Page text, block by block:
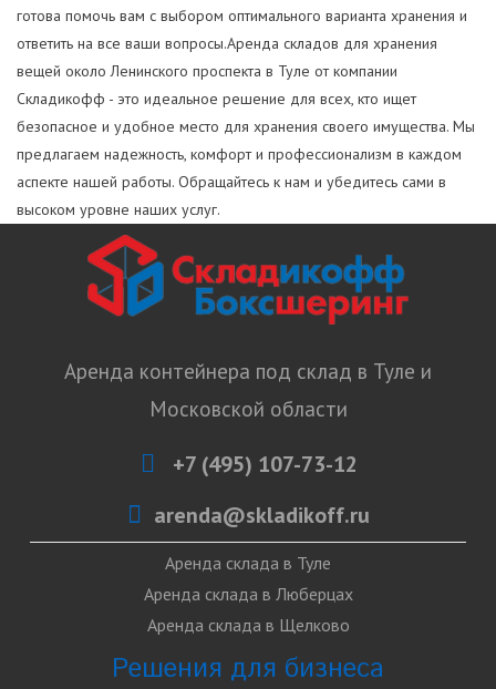
готова помочь вам с выбором оптимального варианта хранения и
ответить на все ваши вопросы.Аренда складов для хранения
вещей около Ленинского проспекта в Туле от компании
Складикофф - это идеальное решение для всех, кто ищет
безопасное и удобное место для хранения своего имущества. Мы
предлагаем надежность, комфорт и профессионализм в каждом
аспекте нашей работы. Обращайтесь к нам и убедитесь сами в
высоком уровне наших услуг.
Аренда контейнера под склад в Туле и
Московской области
+7 (495) 107-73-12
arenda@skladikoff.ru
Аренда склада в Туле
Аренда склада в Люберцах
Аренда склада в Щелково
Решения для бизнеса